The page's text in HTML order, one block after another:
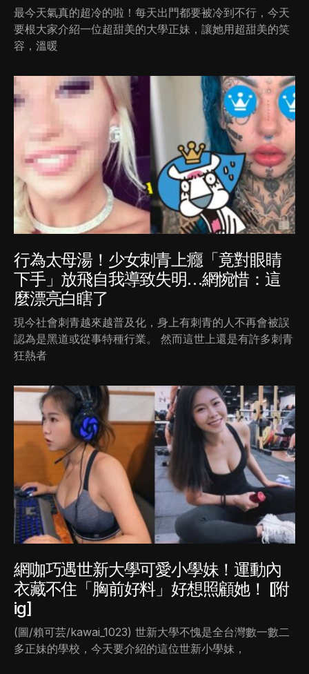
最今天氣真的超冷的啦！每天出門都要被冷到不行，今天
要根大家介紹一位超甜美的大學正妹，讓她用超甜美的笑
容，溫暖
行為太母湯！少女刺青上癮「竟對眼睛
下手」放飛自我導致失明…網惋惜：這
麼漂亮白瞎了
現今社會刺青越來越普及化，身上有刺青的人不再會被誤
認為是黑道或從事特種行業。 然而這世上還是有許多刺青
狂熱者
網咖巧遇世新大學可愛小學妹！運動內
衣藏不住「胸前好料」好想照顧她！ [附
ig]
(圖/賴可芸/kawai_1023) 世新大學不愧是全台灣數一數二
多正妹的學校，今天要介紹的這位世新小學妹，